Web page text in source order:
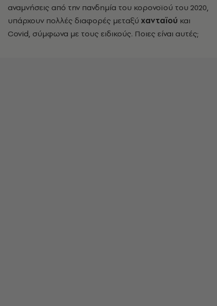
αναμνήσεις από την πανδημία του κορονοϊού του 2020,
υπάρχουν πολλές διαφορές μεταξύ χανταϊού και
Covid, σύμφωνα με τους ειδικούς. Ποιες είναι αυτές;